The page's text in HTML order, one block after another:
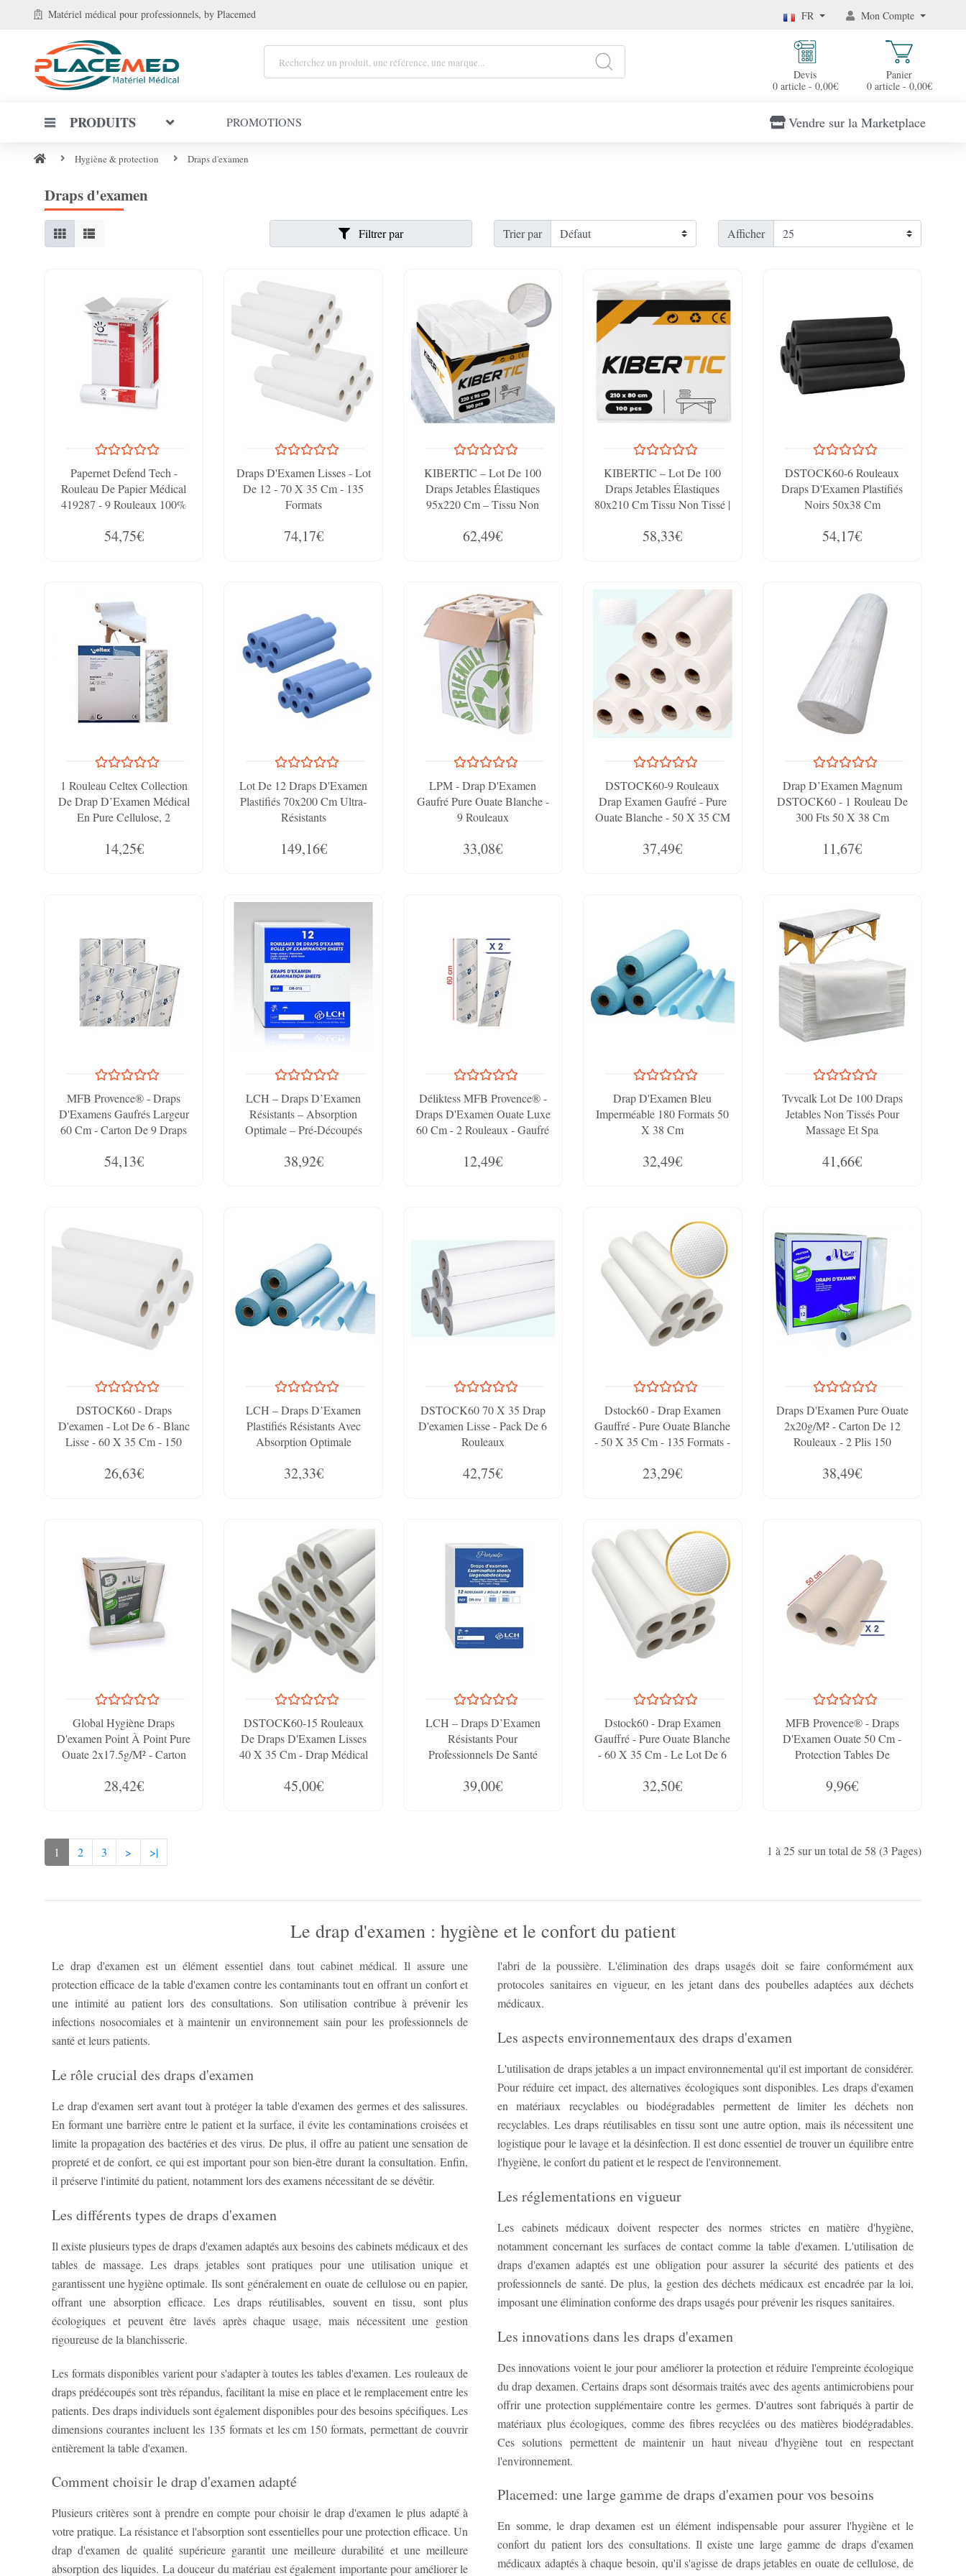
Matériel médical pour professionnels, by Placemed FR Mon Compte
Devis
0 article - 0,00€
Panier
0 article - 0,00€
PRODUITS PROMOTIONS Vendre sur la Marketplace
Hygiène & protection Draps d'examen
Draps d'examen
Filtrer par Trier par Afficher
Papernet Defend Tech -
Rouleau De Papier Médical
419287 - 9 Rouleaux 100%
Antibactérien
54,75€
Draps D'Examen Lisses - Lot
De 12 - 70 X 35 Cm - 135
Formats
74,17€
KIBERTIC – Lot De 100
Draps Jetables Élastiques
95x220 Cm – Tissu Non
62,49€
KIBERTIC – Lot De 100
Draps Jetables Élastiques
80x210 Cm Tissu Non Tissé |
Jetable De Haute Qualité
58,33€
DSTOCK60-6 Rouleaux
Draps D'Examen Plastifiés
Noirs 50x38 Cm
54,17€
1 Rouleau Celtex Collection
De Drap D’Examen Médical
En Pure Cellulose, 2
14,25€
Lot De 12 Draps D'Examen
Plastifiés 70x200 Cm Ultra-
Résistants
149,16€
LPM - Drap D'Examen
Gaufré Pure Ouate Blanche -
9 Rouleaux
33,08€
DSTOCK60-9 Rouleaux
Drap Examen Gaufré - Pure
Ouate Blanche - 50 X 35 CM
37,49€
Drap D’Examen Magnum
DSTOCK60 - 1 Rouleau De
300 Fts 50 X 38 Cm
11,67€
MFB Provence® - Draps
D'Examens Gaufrés Largeur
60 Cm - Carton De 9 Draps
54,13€
LCH – Draps D’Examen
Résistants – Absorption
Optimale – Pré-Découpés
50 Cm – Livraison Par
38,92€
Déliktess MFB Provence® -
Draps D'Examen Ouate Luxe
60 Cm - 2 Rouleaux - Gaufré
12,49€
Drap D'Examen Bleu
Imperméable 180 Formats 50
X 38 Cm
32,49€
Tvvcalk Lot De 100 Draps
Jetables Non Tissés Pour
Massage Et Spa
41,66€
DSTOCK60 - Draps
D'examen - Lot De 6 - Blanc
Lisse - 60 X 35 Cm - 150
Fabriqué En France
26,63€
LCH – Draps D’Examen
Plastifiés Résistants Avec
Absorption Optimale
32,33€
DSTOCK60 70 X 35 Drap
D'examen Lisse - Pack De 6
Rouleaux
42,75€
Dstock60 - Drap Examen
Gauffré - Pure Ouate Blanche
- 50 X 35 Cm - 135 Formats -
23,29€
Draps D'Examen Pure Ouate
2x20g/m² - Carton De 12
Rouleaux - 2 Plis 150
France Medical Industrie
38,49€
Global Hygiène Draps
D'examen Point À Point Pure
Ouate 2x17.5g/m² - Carton
Formats 50x35cm -
28,42€
DSTOCK60-15 Rouleaux
De Draps D'Examen Lisses
40 X 35 Cm - Drap Médical
45,00€
LCH – Draps D’Examen
Résistants Pour
Professionnels De Santé
39,00€
Dstock60 - Drap Examen
Gauffré - Pure Ouate Blanche
- 60 X 35 Cm - Le Lot De 6
32,50€
MFB Provence® - Draps
D'Examen Ouate 50 Cm -
Protection Tables De
9,96€
1 2 3 > >| 1 à 25 sur un total de 58 (3 Pages)
Le drap d'examen : hygiène et le confort du patient
Le drap d'examen est un élément essentiel dans tout cabinet médical. Il assure une
protection efficace de la table d'examen contre les contaminants tout en offrant un confort et
une intimité au patient lors des consultations. Son utilisation contribue à prévenir les
infections nosocomiales et à maintenir un environnement sain pour les professionnels de
santé et leurs patients.
Le rôle crucial des draps d'examen
Le drap d'examen sert avant tout à protéger la table d'examen des germes et des salissures.
En formant une barrière entre le patient et la surface, il évite les contaminations croisées et
limite la propagation des bactéries et des virus. De plus, il offre au patient une sensation de
propreté et de confort, ce qui est important pour son bien-être durant la consultation. Enfin,
il préserve l'intimité du patient, notamment lors des examens nécessitant de se dévêtir.
Les différents types de draps d'examen
Il existe plusieurs types de draps d'examen adaptés aux besoins des cabinets médicaux et des
tables de massage. Les draps jetables sont pratiques pour une utilisation unique et
garantissent une hygiène optimale. Ils sont généralement en ouate de cellulose ou en papier,
offrant une absorption efficace. Les draps réutilisables, souvent en tissu, sont plus
écologiques et peuvent être lavés après chaque usage, mais nécessitent une gestion
rigoureuse de la blanchisserie.
Les formats disponibles varient pour s'adapter à toutes les tables d'examen. Les rouleaux de
draps prédécoupés sont très répandus, facilitant la mise en place et le remplacement entre les
patients. Des draps individuels sont également disponibles pour des besoins spécifiques. Les
dimensions courantes incluent les 135 formats et les cm 150 formats, permettant de couvrir
entièrement la table d'examen.
Comment choisir le drap d'examen adapté
Plusieurs critères sont à prendre en compte pour choisir le drap d'examen le plus adapté à
votre pratique. La résistance et l'absorption sont essentielles pour une protection efficace. Un
drap d'examen de qualité supérieure garantit une meilleure durabilité et une meilleure
absorption des liquides. La douceur du matériau est également importante pour améliorer le
l'abri de la poussière. L'élimination des draps usagés doit se faire conformément aux
protocoles sanitaires en vigueur, en les jetant dans des poubelles adaptées aux déchets
médicaux.
Les aspects environnementaux des draps d'examen
L'utilisation de draps jetables a un impact environnemental qu'il est important de considérer.
Pour réduire cet impact, des alternatives écologiques sont disponibles. Les draps d'examen
en matériaux recyclables ou biodégradables permettent de limiter les déchets non
recyclables. Les draps réutilisables en tissu sont une autre option, mais ils nécessitent une
logistique pour le lavage et la désinfection. Il est donc essentiel de trouver un équilibre entre
l'hygiène, le confort du patient et le respect de l'environnement.
Les réglementations en vigueur
Les cabinets médicaux doivent respecter des normes strictes en matière d'hygiène,
notamment concernant les surfaces de contact comme la table d'examen. L'utilisation de
draps d'examen adaptés est une obligation pour assurer la sécurité des patients et des
professionnels de santé. De plus, la gestion des déchets médicaux est encadrée par la loi,
imposant une élimination conforme des draps usagés pour prévenir les risques sanitaires.
Les innovations dans les draps d'examen
Des innovations voient le jour pour améliorer la protection et réduire l'empreinte écologique
du drap dexamen. Certains draps sont désormais traités avec des agents antimicrobiens pour
offrir une protection supplémentaire contre les germes. D'autres sont fabriqués à partir de
matériaux plus écologiques, comme des fibres recyclées ou des matières biodégradables.
Ces solutions permettent de maintenir un haut niveau d'hygiène tout en respectant
l'environnement.
Placemed: une large gamme de draps d'examen pour vos besoins
En somme, le drap dexamen est un élément indispensable pour assurer l'hygiène et le
confort du patient lors des consultations. Il existe une large gamme de draps d'examen
médicaux adaptés à chaque besoin, qu'il s'agisse de draps jetables en ouate de cellulose, de